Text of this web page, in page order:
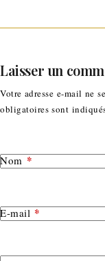
Laisser un
Votre adresse e-mail ne
obligatoires sont
Nom *
E-mail *